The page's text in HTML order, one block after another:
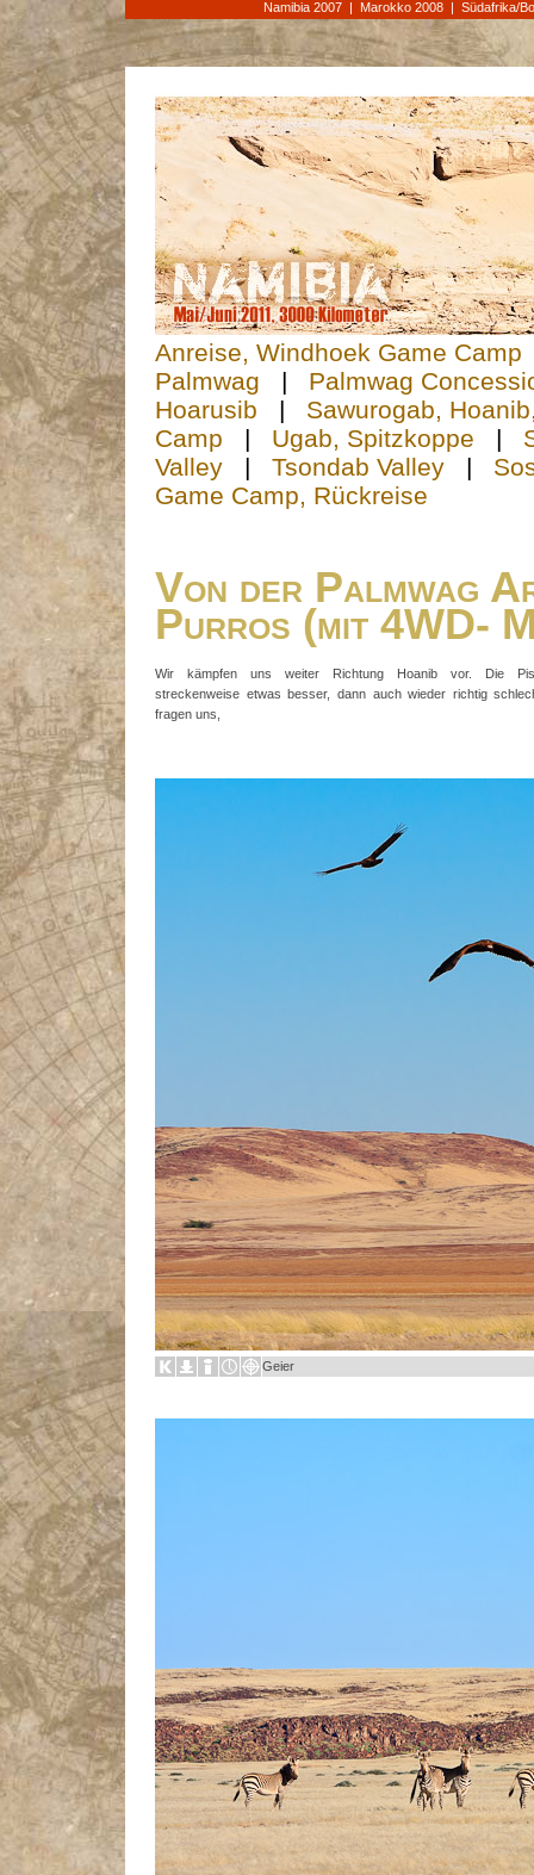
Namibia 2007| Marokko 2008| Südafrika/
Anreise, Windhoek Game Camp
Palmwag | Palmwag
Hoarusib | Sawurogab,
Camp | Ugab, Spitzkoppe |
Valley | Tsondab Valley |
Game Camp, Rückreise
Von der Palmwag
Purros (mit 4WD-
Wir kämpfen uns weiter Richtung Hoanib vor. Die
streckenweise etwas besser, dann auch wieder richtig
fragen uns,
Geier